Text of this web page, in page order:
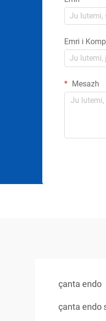
Emri i
Mesazh
çanta endo
çanta endo